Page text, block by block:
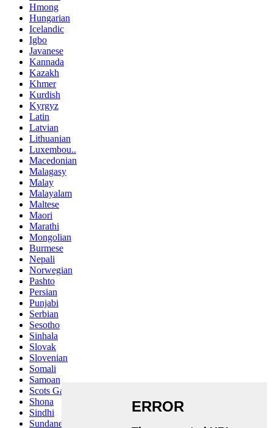
Hmong
Hungarian
Icelandic
Igbo
Javanese
Kannada
Kazakh
Khmer
Kurdish
Kyrgyz
Latin
Latvian
Lithuanian
Luxembou..
Macedonian
Malagasy
Malay
Malayalam
Maltese
Maori
Marathi
Mongolian
Burmese
Nepali
Norwegian
Pashto
Persian
Punjabi
Serbian
Sesotho
Sinhala
Slovak
Slovenian
Somali
Samoan
Scots Gaelic
Shona
Sindhi
Sundanese